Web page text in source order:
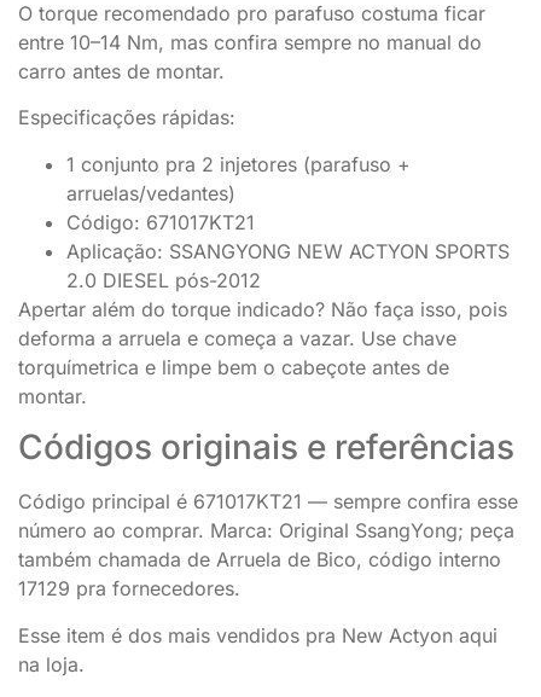
O torque recomendado pro parafuso costuma ficar
entre 10–14 Nm, mas confira sempre no manual do
carro antes de montar.
Especificações rápidas:
1 conjunto pra 2 injetores (parafuso +
arruelas/vedantes)
Código: 671017KT21
Aplicação: SSANGYONG NEW ACTYON SPORTS
2.0 DIESEL pós-2012
Apertar além do torque indicado? Não faça isso, pois
deforma a arruela e começa a vazar. Use chave
torquímetrica e limpe bem o cabeçote antes de
montar.
Códigos originais e referências
Código principal é 671017KT21 — sempre confira esse
número ao comprar. Marca: Original SsangYong; peça
também chamada de Arruela de Bico, código interno
17129 pra fornecedores.
Esse item é dos mais vendidos pra New Actyon aqui
na loja.